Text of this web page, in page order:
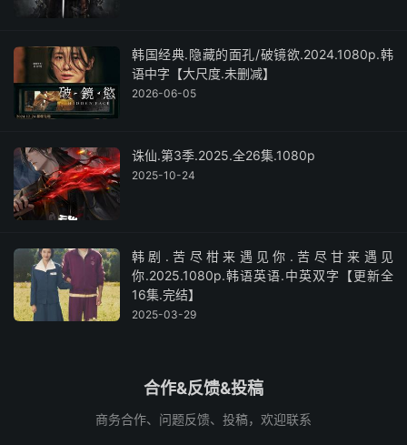
韩国经典.隐藏的面孔/破镜欲.2024.1080p.韩
语中字【大尺度.未删减】
2026-06-05
诛仙.第3季.2025.全26集.1080p
2025-10-24
韩剧.苦尽柑来遇见你.苦尽甘来遇见
你.2025.1080p.韩语英语.中英双字【更新全
16集.完结】
2025-03-29
合作&反馈&投稿
商务合作、问题反馈、投稿，欢迎联系